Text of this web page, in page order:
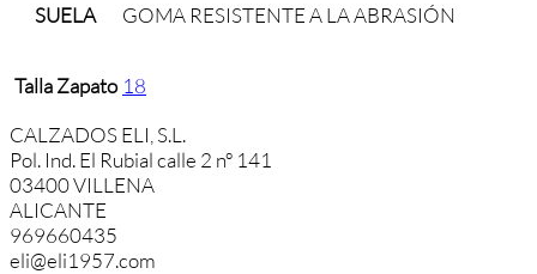
SUELA GOMA RESISTENTE A LA ABRASIÓN
Talla Zapato 18
CALZADOS ELI, S.L.
Pol. Ind. El Rubial calle 2 nº 141
03400 VILLENA
ALICANTE
969660435
eli@eli1957.com